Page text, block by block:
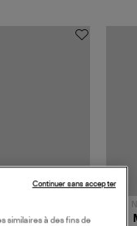
similaires à des fins de
Continuer sans accepter